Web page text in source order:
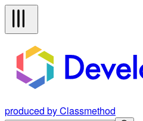
produced by Classmethod